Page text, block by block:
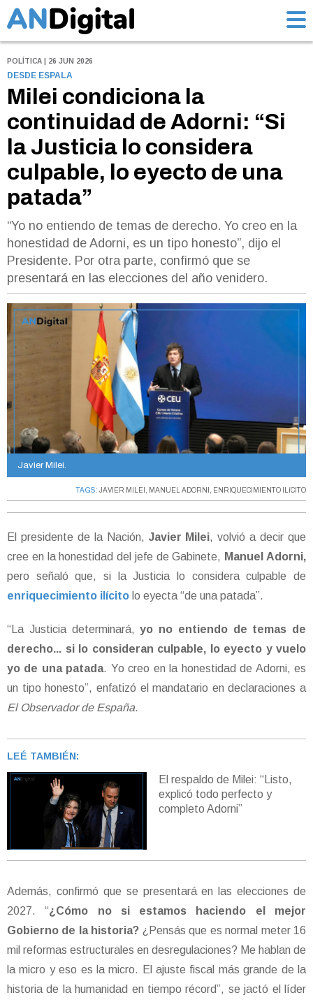
POLÍTICA | 26 JUN 2026
DESDE ESPALA
Milei condiciona la
continuidad de Adorni: “Si
la Justicia lo considera
culpable, lo eyecto de una
patada”
“Yo no entiendo de temas de derecho. Yo creo en la
honestidad de Adorni, es un tipo honesto”, dijo el
Presidente. Por otra parte, confirmó que se
presentará en las elecciones del año venidero.
Javier Milei.
TAGS: JAVIER MILEI , MANUEL ADORNI , ENRIQUECIMIENTO ILíCITO
El presidente de la Nación, Javier Milei, volvió a decir que
cree en la honestidad del jefe de Gabinete, Manuel Adorni,
pero señaló que, si la Justicia lo considera culpable de
enriquecimiento ilícito lo eyecta “de una patada”.
“La Justicia determinará, yo no entiendo de temas de
derecho... si lo consideran culpable, lo eyecto y vuelo
yo de una patada. Yo creo en la honestidad de Adorni, es
un tipo honesto”, enfatizó el mandatario en declaraciones a
El Observador de España.
LEÉ TAMBIÉN:
El respaldo de Milei: “Listo,
explicó todo perfecto y
completo Adorni”
Además, confirmó que se presentará en las elecciones de
2027. “¿Cómo no si estamos haciendo el mejor
Gobierno de la historia? ¿Pensás que es normal meter 16
mil reformas estructurales en desregulaciones? Me hablan de
la micro y eso es la micro. El ajuste fiscal más grande de la
historia de la humanidad en tiempo récord”, se jactó el líder